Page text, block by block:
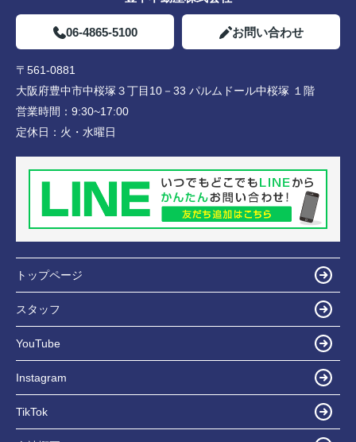
06-4865-5100 お問い合わせ
〒561-0881
大阪府豊中市中桜塚３丁目10－33 パルムドール中桜塚 １階
営業時間： 9:30~17:00
定休日： 火・水曜日
トップページ
スタッフ
YouTube
Instagram
TikTok